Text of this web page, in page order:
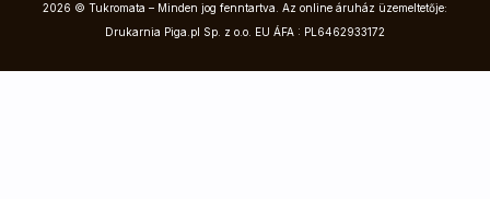
2026 © Tukromata – Minden jog fenntartva. Az online áruház üzemeltetője:
Drukarnia Piga.pl Sp. z o.o. EU ÁFA : PL6462933172